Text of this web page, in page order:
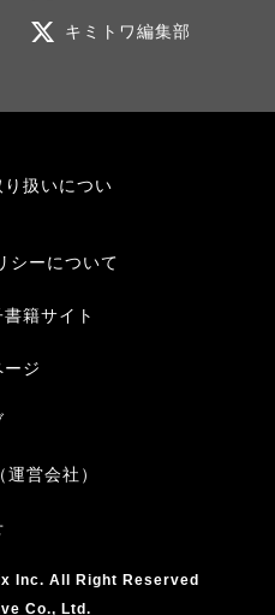
キミトワ編集部
扱いについ
シーについて
籍サイト
ジ
営会社）
Inc. All Right Reserved
Co., Ltd.